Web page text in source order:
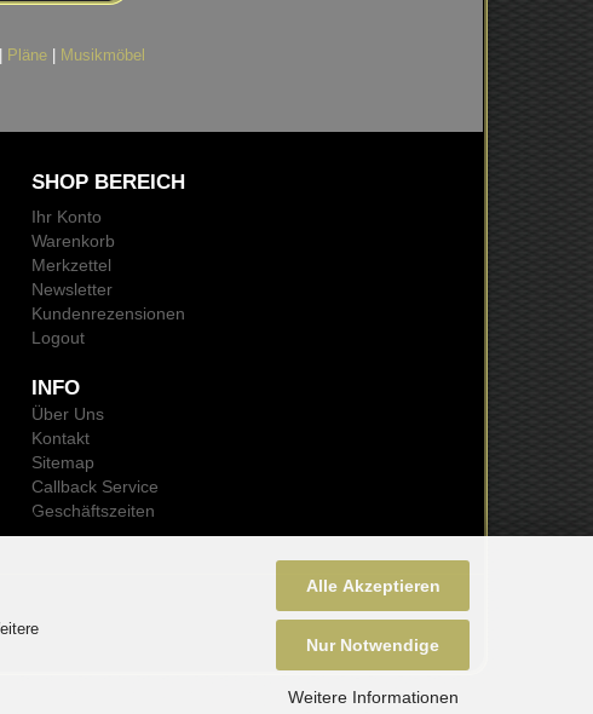
Alle Akzeptieren
Nur Notwendige
Weitere Informationen
Pläne Musikmöbel
SHOP BEREICH
Ihr Konto
Warenkorb
Merkzettel
Newsletter
Kundenrezensionen
Logout
INFO
Über Uns
Kontakt
Sitemap
Callback Service
Geschäftszeiten